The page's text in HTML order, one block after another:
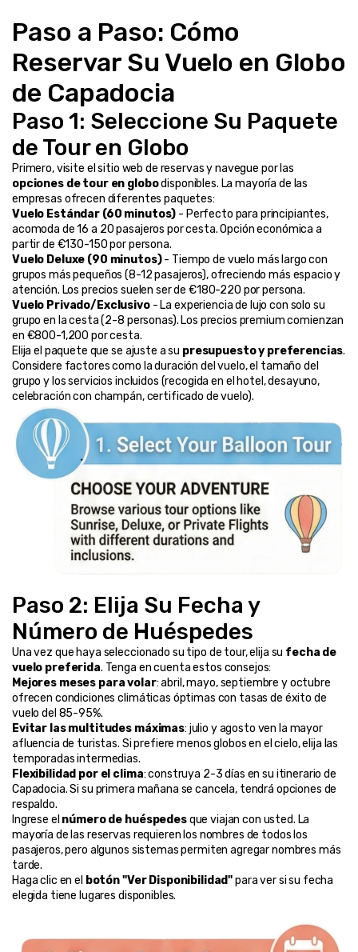
Paso a Paso: Cómo
Reservar Su Vuelo en Globo
de Capadocia
Paso 1: Seleccione Su Paquete
de Tour en Globo
opciones de tour en globo disponibles. La mayoría de las
empresas ofrecen diferentes paquetes:
Vuelo Estándar (60 minutos) - Perfecto para principiantes,
acomoda de 16 a 20 pasajeros por cesta. Opción económica a
partir de €130-150 por persona.
Vuelo Deluxe (90 minutos) - Tiempo de vuelo más largo con
grupos más pequeños (8-12 pasajeros), ofreciendo más espacio y
atención. Los precios suelen ser de €180-220 por persona.
Vuelo Privado/Exclusivo - La experiencia de lujo con solo su
grupo en la cesta (2-8 personas). Los precios premium comienzan
en €800-1,200 por cesta.
Elija el paquete que se ajuste a su presupuesto y preferencias.
Considere factores como la duración del vuelo, el tamaño del
grupo y los servicios incluidos (recogida en el hotel, desayuno,
celebración con champán, certificado de vuelo).
Paso 2: Elija Su Fecha y
Número de Huéspedes
Una vez que haya seleccionado su tipo de tour, elija su fecha de
vuelo preferida. Tenga en cuenta estos consejos:
Mejores meses para volar: abril, mayo, septiembre y octubre
ofrecen condiciones climáticas óptimas con tasas de éxito de
vuelo del 85-95%.
Evitar las multitudes máximas: julio y agosto ven la mayor
afluencia de turistas. Si prefiere menos globos en el cielo, elija las
temporadas intermedias.
Flexibilidad por el clima: construya 2-3 días en su itinerario de
Capadocia. Si su primera mañana se cancela, tendrá opciones de
respaldo.
Ingrese el número de huéspedes que viajan con usted. La
mayoría de las reservas requieren los nombres de todos los
pasajeros, pero algunos sistemas permiten agregar nombres más
tarde.
Haga clic en el botón "Ver Disponibilidad" para ver si su fecha
elegida tiene lugares disponibles.